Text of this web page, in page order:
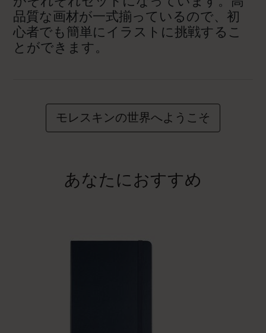
品質な画材が一式揃っているので、初
心者でも簡単にイラストに挑戦するこ
とができます。
モレスキンの世界へようこそ
あなたにおすすめ